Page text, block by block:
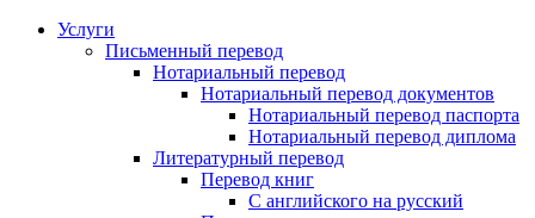
Услуги
Письменный перевод
Нотариальный перевод
Нотариальный перевод документов
Нотариальный перевод паспорта
Нотариальный перевод диплома
Литературный перевод
Перевод книг
С английского на русский